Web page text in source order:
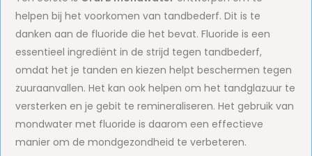
helpen bij het voorkomen van tandbederf. Dit is te
danken aan de fluoride die het bevat. Fluoride is een
essentieel ingrediënt in de strijd tegen tandbederf,
omdat het je tanden en kiezen helpt beschermen tegen
zuuraanvallen. Het kan ook helpen om het tandglazuur te
versterken en je gebit te remineraliseren. Het gebruik van
mondwater met fluoride is daarom een effectieve
manier om de mondgezondheid te verbeteren.